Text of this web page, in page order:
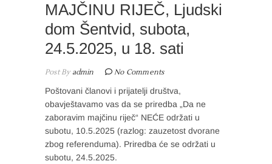
MAJČINU RIJEČ, Ljudski
dom Šentvid, subota,
24.5.2025, u 18. sati
Post Byadmin No Comments
Poštovani članovi i prijatelji društva,
obavještavamo vas da se priredba „Da ne
zaboravim majčinu riječ“ NEĆE održati u
subotu, 10.5.2025 (razlog: zauzetost dvorane
zbog referenduma). Priredba će se održati u
subotu, 24.5.2025.